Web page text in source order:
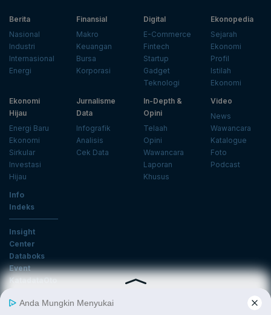
Berita
Nasional
Industri
Internasional
Energi
Finansial
Makro
Keuangan
Bursa
Korporasi
Digital
E-Commerce
Fintech
Startup
Gadget
Teknologi
Ekonopedia
Sejarah
Ekonomi
Profil
Istilah
Ekonomi
Ekonomi
Hijau
Energi Baru
Ekonomi
Sirkular
Investasi
Hijau
Jurnalisme
Data
Infografik
Analisis
Cek Data
In-Depth &
Opini
Telaah
Opini
Wawancara
Laporan
Khusus
Video
News
Wawancara
Katalogue
Foto
Podcast
Info
Indeks
Insight
Center
Databoks
Event
KatadataOto